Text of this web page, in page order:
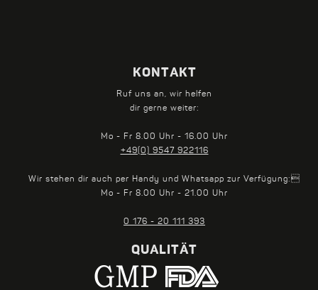
KONTAKT
Ruf uns an, wir helfen
dir gerne weiter:
Mo - Fr 8.00 Uhr - 16.00 Uhr
+49(0) 9547 922116
Wir stehen dir auch per Handy und Whatsapp zur Verfügung:
Mo - Fr 8.00 Uhr - 21.00 Uhr
0 176 - 20 111 393
QUALITÄT